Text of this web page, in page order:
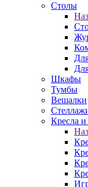
Столы
Шкафы
Тумбы
Вешалки
Кресла и